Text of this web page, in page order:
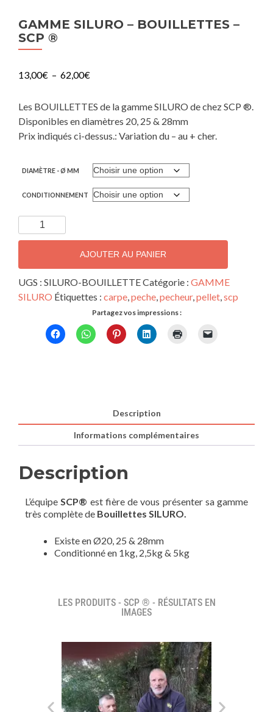
GAMME SILURO – BOUILLETTES –
SCP ®
13,00€ – 62,00€
Les BOUILLETTES de la gamme SILURO de chez SCP ®.
Disponibles en diamètres 20, 25 & 28mm
Prix indiqués ci-dessus.: Variation du – au + cher.
DIAMÈTRE - Ø MM
CONDITIONNEMENT
AJOUTER AU PANIER
UGS : SILURO-BOUILLETTECatégorie : GAMME
SILURO Étiquettes : carpe,peche,pecheur,pellet,scp
Partagez vos impressions :
Description
Informations complémentaires
Description
L’équipeSCP® est fière de vous présenter sa gamme
très complète de Bouillettes SILURO.
Existe en Ø20, 25 & 28mm
Conditionné en 1kg, 2,5kg & 5kg
LES PRODUITS - SCP ® - RÉSULTATS EN
IMAGES